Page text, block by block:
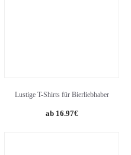
Lustige T-Shirts für Bierliebhaber
16.97€